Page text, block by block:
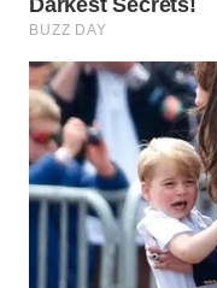
LISTRIK
WAHANA
TRAVEL
WAHANA
TV
WAHANANEWS
ID